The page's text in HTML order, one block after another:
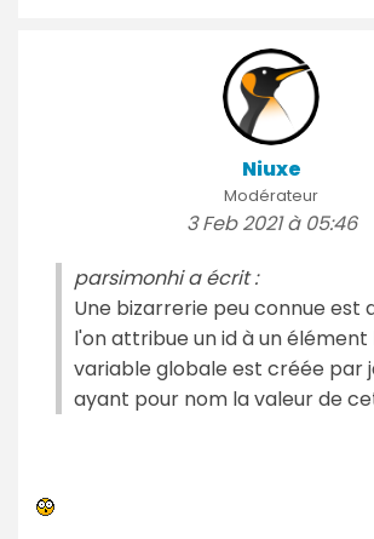
Niuxe
Modérateur
3 Feb 2021 à 05:46
parsimonhi a écrit :
Une bizarrerie peu connue est
l'on attribue un id à un élément
variable globale est créée par
ayant pour nom la valeur de